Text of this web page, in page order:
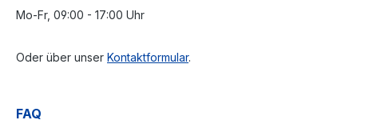
Mo-Fr, 09:00 - 17:00 Uhr
Oder über unser Kontaktformular.
FAQ